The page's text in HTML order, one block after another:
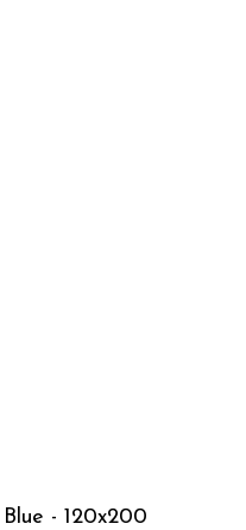
- 120x200